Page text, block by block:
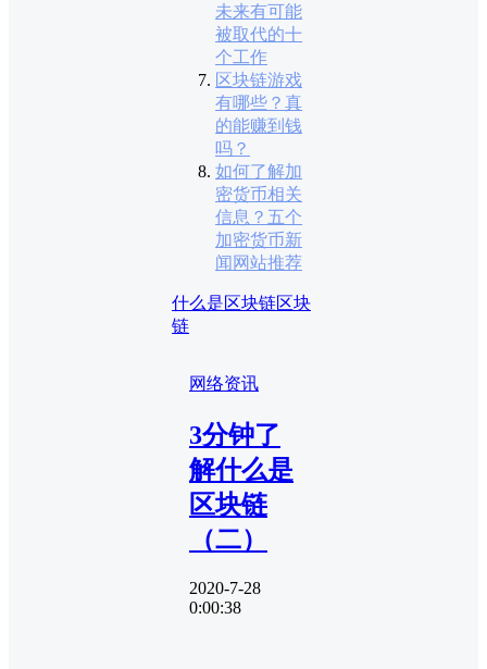
未来有可能
被取代的十
个工作
区块链游戏
有哪些？真
的能赚到钱
吗？
如何了解加
密货币相关
信息？五个
加密货币新
闻网站推荐
什么是区块链区块
链
网络资讯
3分钟了
解什么是
区块链
（二）
2020-7-28
0:00:38